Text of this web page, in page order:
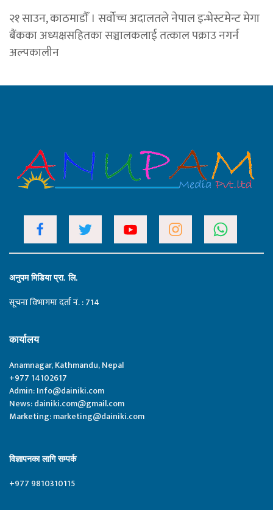
२१ साउन, काठमाडाैँ । सर्वोच्च अदालतले नेपाल इन्भेस्टमेन्ट मेगा
बैंकका अध्यक्षसहितका सञ्चालकलाई तत्काल पक्राउ नगर्न
अल्पकालीन
अनुपम मिडिया प्रा. लि.
सूचना विभागमा दर्ता नं. : 714
कार्यालय
Anamnagar, Kathmandu, Nepal
+977 14102617
Admin:Info@dainiki.com
News:dainiki.com@gmail.com
Marketing:marketing@dainiki.com
विज्ञापनका लागि सम्पर्क
+977 9810310115